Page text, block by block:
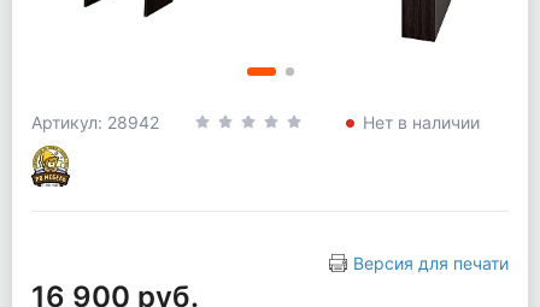
Артикул: 28942 Нет в наличии
Версия для печати
16 900 руб.